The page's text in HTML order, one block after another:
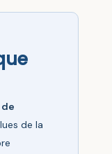
de la